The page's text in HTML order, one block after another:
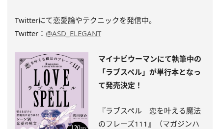
Twitterにて恋愛論やテクニックを発信中。
Twitter： @ASD_ELEGANT
マイナビウーマンにて執筆中の
「ラブスペル」が単行本となっ
て発売決定！
『ラブスペル 恋を叶える魔法
のフレーズ111』（マガジンハ